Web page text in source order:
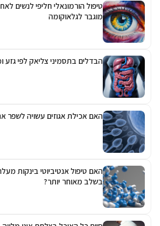
טיפול הורמונאלי חליפי לנשים
מוגבר לגלאוקומה
הבדלים בתסמיני צליאק לפי גזע
האם אכילת אגוזים עשויה לשפר
האם טיפול אנטיביוטי בינקות
בשלב מאוחר יותר?